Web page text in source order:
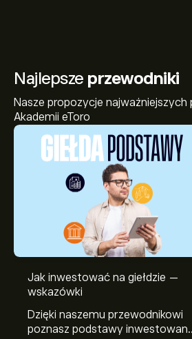
Najlepsze przewodniki
Nasze propozycje najważniejszych
Akademii eToro
Jak inwestować na giełdzie —
wskazówki
Dzięki naszemu przewodnikowi
poznasz podstawy
Aktualna cena instrumentu:
Średnia cena docelowa dla
wynosi 127.90‎€‎.Zarejestruj sięna